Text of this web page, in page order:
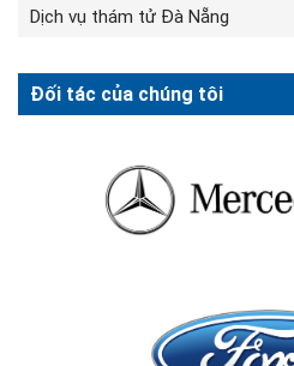
Dịch vụ thám tử Đà Nẵng
Đối tác của chúng tôi